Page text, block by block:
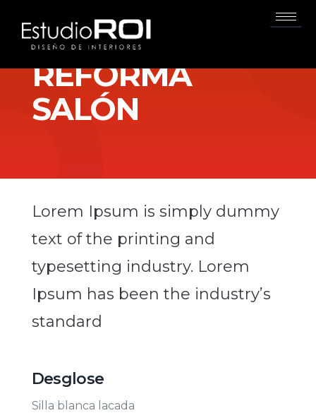
REFORMA
SALÓN
Lorem Ipsum is simply dummy
text of the printing and
typesetting industry. Lorem
Ipsum has been the industry’s
standard
Desglose
Silla blanca lacada